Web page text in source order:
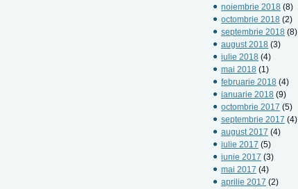
noiembrie 2018 (8)
octombrie 2018 (2)
septembrie 2018 (8)
august 2018 (3)
iulie 2018 (4)
mai 2018 (1)
februarie 2018 (4)
ianuarie 2018 (9)
octombrie 2017 (5)
septembrie 2017 (4)
august 2017 (4)
iulie 2017 (5)
iunie 2017 (3)
mai 2017 (4)
aprilie 2017 (2)